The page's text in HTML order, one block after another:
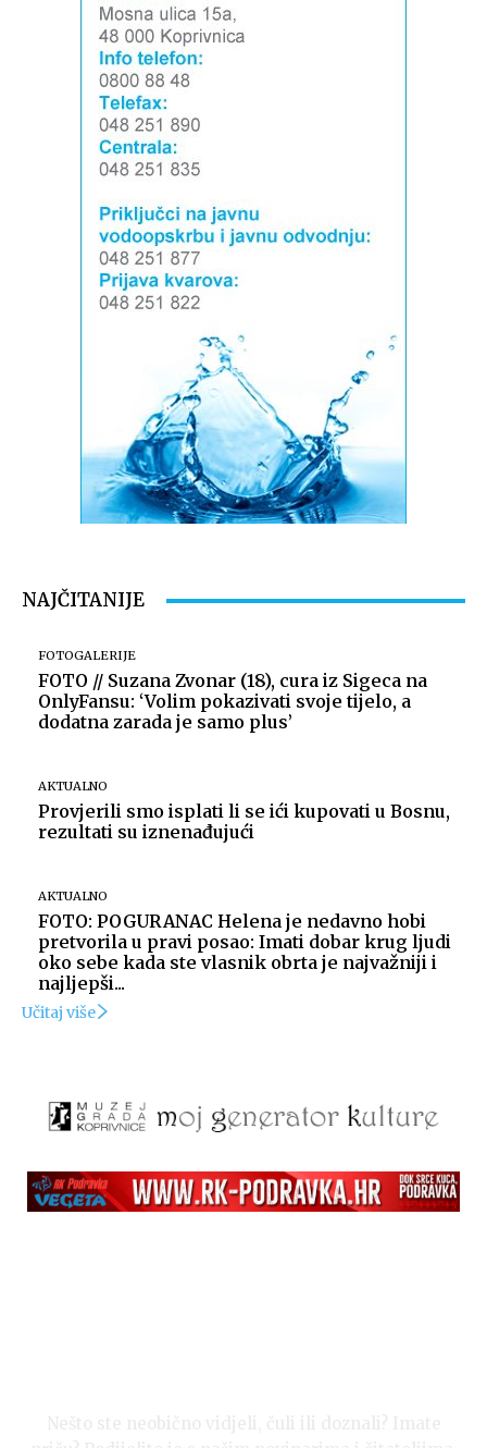
NAJČITANIJE
FOTOGALERIJE
FOTO // Suzana Zvonar (18), cura iz Sigeca na
OnlyFansu: ‘Volim pokazivati svoje tijelo, a
dodatna zarada je samo plus’
AKTUALNO
Provjerili smo isplati li se ići kupovati u Bosnu,
rezultati su iznenađujući
AKTUALNO
FOTO: POGURANAC Helena je nedavno hobi
pretvorila u pravi posao: Imati dobar krug ljudi
oko sebe kada ste vlasnik obrta je najvažniji i
najljepši...
Učitaj više